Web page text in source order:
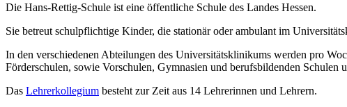
Die Hans-Rettig-Schule ist eine öffentliche Schule des Landes Hessen.
Sie betreut schulpflichtige Kinder, die stationär oder ambulant im
In den verschiedenen Abteilungen des Universitätsklinikums werden pro
Förderschulen, sowie Vorschulen, Gymnasien und berufsbildenden Schulen
Das Lehrerkollegium besteht zur Zeit aus 14 Lehrerinnen und Lehrern.